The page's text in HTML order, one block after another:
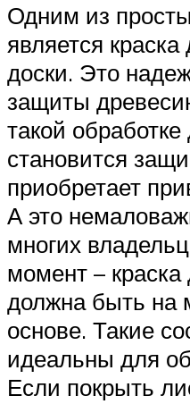
Одним из
является
доски. Это
защиты
такой
становится
приобретает
А это
многих
момент – краска
должна быть на
основе. Такие
идеальны для
Если покрыть